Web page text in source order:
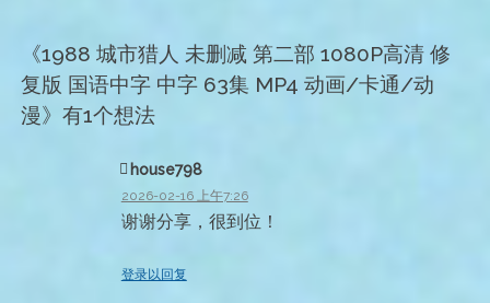
航
《1988 城市猎人 未删减 第二部 1080P高清 修
复版 国语中字 中字 63集 MP4 动画/卡通/动
漫》有1个想法
house798
2026-02-16 上午7:26
谢谢分享，很到位！
登录以回复